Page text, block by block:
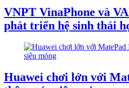
VNPT VinaPhone và
phát triển hệ sinh thái
Huawei chơi lớn với